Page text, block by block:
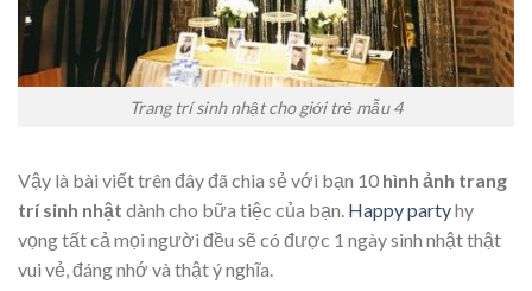
Trang trí sinh nhật cho giới trẻ mẫu 4
Vậy là bài viết trên đây đã chia sẻ với bạn 10 hình ảnh trang
trí sinh nhật dành cho bữa tiệc của bạn. Happy partyhy
vọng tất cả mọi người đều sẽ có được 1 ngày sinh nhật thật
vui vẻ, đáng nhớ và thật ý nghĩa.